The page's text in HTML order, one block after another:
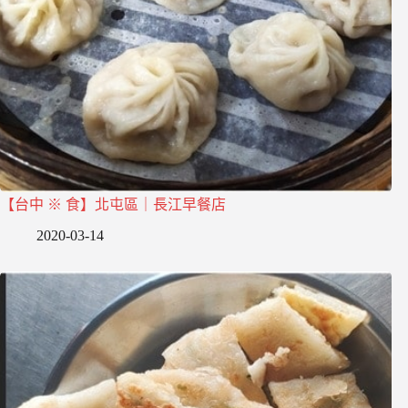
【台中 ※ 食】北屯區｜長江早餐店
2020-03-14